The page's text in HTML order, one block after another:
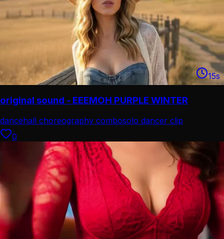
15s
original sound - EEEMOH PURPLE WINTER
dancehall choreography combosolo dancer clip
0